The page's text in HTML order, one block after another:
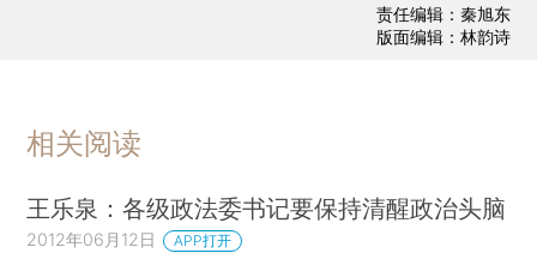
责任编辑：秦旭东
版面编辑：林韵诗
相关阅读
王乐泉：各级政法委书记要保持清醒政治头脑
2012年06月12日 APP打开